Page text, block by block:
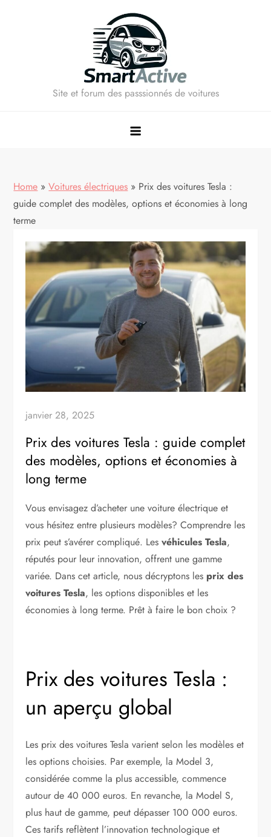
Site et forum des passsionnés de voitures
Home » Voitures électriques » Prix des voitures Tesla :
guide complet des modèles, options et économies à long
terme
janvier 28, 2025
Prix des voitures Tesla : guide complet
des modèles, options et économies à
long terme
Vous envisagez d’acheter une voiture électrique et
vous hésitez entre plusieurs modèles? Comprendre les
prix peut s’avérer compliqué. Lesvéhicules Tesla,
réputés pour leur innovation, offrent une gamme
variée. Dans cet article, nous décryptons les prix des
voitures Tesla, les options disponibles et les
économies à long terme. Prêt à faire le bon choix ?
Prix des voitures Tesla :
un aperçu global
Les prix des voitures Tesla varient selon les modèles et
les options choisies. Par exemple, la Model 3,
considérée comme la plus accessible, commence
autour de 40 000 euros. En revanche, la Model S,
plus haut de gamme, peut dépasser 100 000 euros.
Ces tarifs reflètent l’innovation technologique et